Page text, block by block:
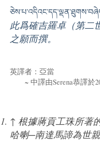
此爲確吉羅卓（第二
之願而撰。
英譯者：亞當
~ 中譯由Serena恭譯於
↑ 根據蔣貢工珠所著
哈喇─南達馬諦為世